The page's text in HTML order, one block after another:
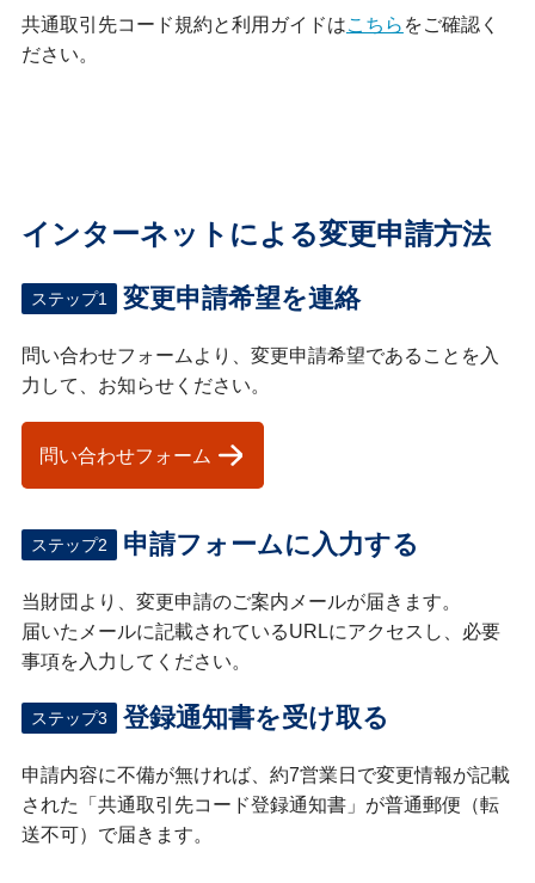
共通取引先コード規約と利用ガイドはこちら をご確認く
ださい。
インターネットによる変更申請方法
ステップ1 変更申請希望を連絡
問い合わせフォームより、変更申請希望であることを入
力して、お知らせください。
問い合わせフォーム
ステップ2 申請フォームに入力する
当財団より、変更申請のご案内メールが届きます。
届いたメールに記載されているURLにアクセスし、必要
事項を入力してください。
ステップ3 登録通知書を受け取る
申請内容に不備が無ければ、約7営業日で変更情報が記載
された「共通取引先コード登録通知書」が普通郵便（転
送不可）で届きます。